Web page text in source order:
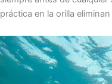
práctica en la orilla